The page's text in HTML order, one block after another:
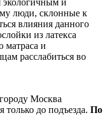
экологичным и
люди, склонные к
влияния данного
из латекса
матраса и
расслабиться во
Москва
только до подъезда. По